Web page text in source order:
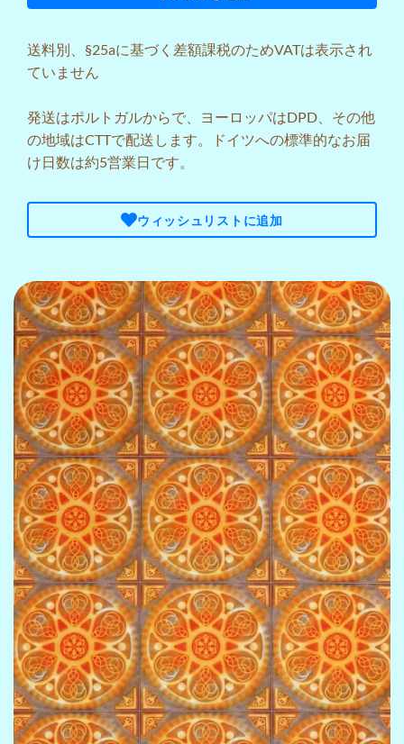
送料別、§25aに基づく差額課税のためVATは表示され
ていません
発送はポルトガルからで、ヨーロッパはDPD、その他
の地域はCTTで配送します。ドイツへの標準的なお届
け日数は約5営業日です。
ウィッシュリストに追加